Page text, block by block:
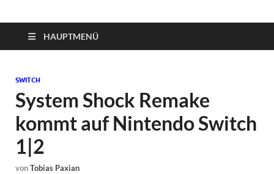
Technoloki: Gaming
und Entertainment
News
Blockbuster, Indie-Perlen und Retro-Klassiker.
HAUPTMENÜ
SWITCH
System Shock Remake
kommt auf Nintendo Switch
1|2
vonTobias Paxian